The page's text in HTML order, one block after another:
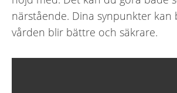
närstående. Dina synpunkter kan
vården blir bättre och säkrare.